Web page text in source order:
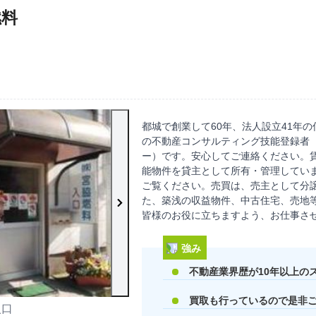
店内の様子
都城で創業して60年、法人設立41年
の不動産コンサルティング技能登録者
ー）です。安心してご連絡ください。
能物件を貸主として所有・管理してい
ご覧ください。売買は、売主として
た、築浅の収益物件、中古住宅、売地
皆様のお役に立ちますよう、お仕事さ
強み
不動産業界歴が10年以上の
買取も行っているので是非